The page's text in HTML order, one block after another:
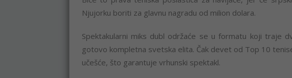
Njujorku boriti za glavnu nagradu od milion dolara.
Spektakularni miks dubl održaće se u formatu koji traje
gotovo kompletna svetska elita. Čak devet od Top 10
učešće, što garantuje vrhunski spektakl.